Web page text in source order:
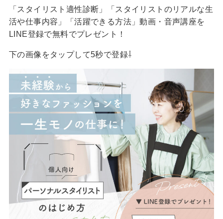
「スタイリスト適性診断」「スタイリストのリアルな生
活や仕事内容」「活躍できる方法」動画・音声講座を
LINE登録で無料でプレゼント！
下の画像をタップして5秒で登録⇩